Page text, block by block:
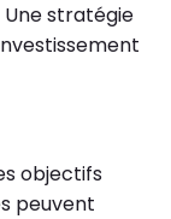
stratégie
objectifs
peuvent